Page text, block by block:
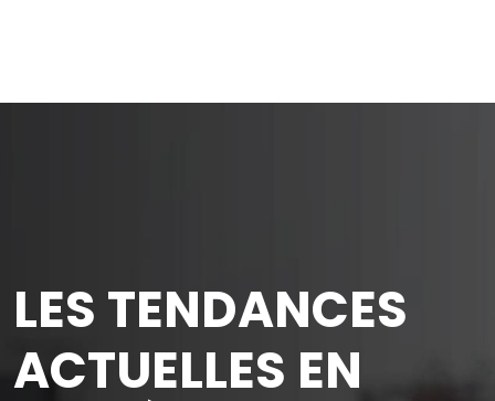
LES TENDANCES
ACTUELLES EN